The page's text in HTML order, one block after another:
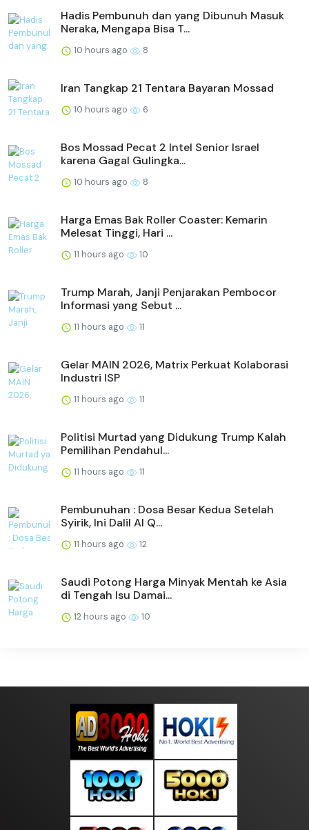
Hadis Pembunuh dan yang Dibunuh Masuk
Neraka, Mengapa Bisa T...
10 hours ago 8
Iran Tangkap 21 Tentara Bayaran Mossad
10 hours ago 6
Bos Mossad Pecat 2 Intel Senior Israel
karena Gagal Gulingka...
10 hours ago 8
Harga Emas Bak Roller Coaster: Kemarin
Melesat Tinggi, Hari ...
11 hours ago 10
Trump Marah, Janji Penjarakan Pembocor
Informasi yang Sebut ...
11 hours ago 11
Gelar MAIN 2026, Matrix Perkuat Kolaborasi
Industri ISP
11 hours ago 11
Politisi Murtad yang Didukung Trump Kalah
Pemilihan Pendahul...
11 hours ago 11
Pembunuhan : Dosa Besar Kedua Setelah
Syirik, Ini Dalil Al Q...
11 hours ago 12
Saudi Potong Harga Minyak Mentah ke Asia
di Tengah Isu Damai...
12 hours ago 10